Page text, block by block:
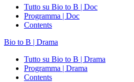
Tutto su Bio to B | Doc
Programma | Doc
Contents
Bio to B | Drama
Tutto su Bio to B | Drama
Programma | Drama
Contents